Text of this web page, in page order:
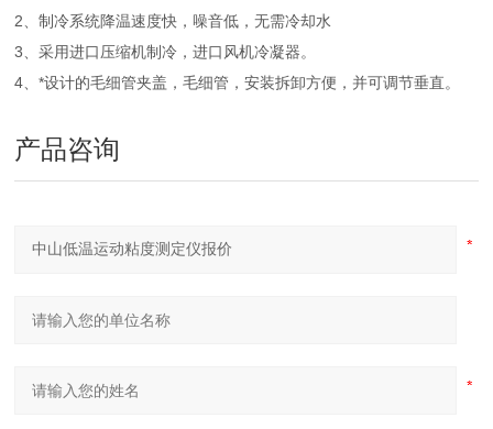
2、制冷系统降温速度快，噪音低，无需冷却水
3、采用进口压缩机制冷，进口风机冷凝器。
4、*设计的毛细管夹盖，毛细管，安装拆卸方便，并可调节垂直。
产品咨询